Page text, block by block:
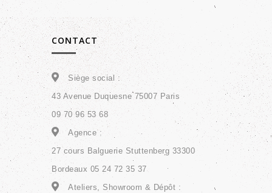
CONTACT
Siège social :
43 Avenue Duquesne 75007 Paris
09 70 96 53 68
Agence :
27 cours Balguerie Stuttenberg 33300
Bordeaux 05 24 72 35 37
Ateliers, Showroom & Dépôt :